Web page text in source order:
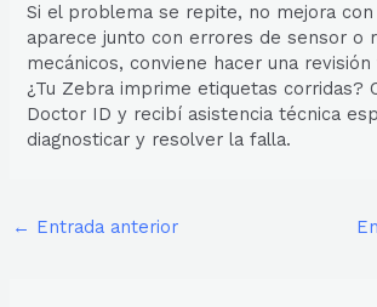
Si el problema se repite, no mejora con
aparece junto con errores de sensor o
mecánicos, conviene hacer una revisión
¿Tu Zebra imprime etiquetas corridas?
Doctor ID y recibí asistencia técnica
diagnosticar y resolver la falla.
← Entrada anterior